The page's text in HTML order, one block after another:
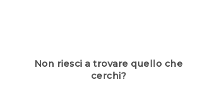
Non riesci a trovare quello che
cerchi?